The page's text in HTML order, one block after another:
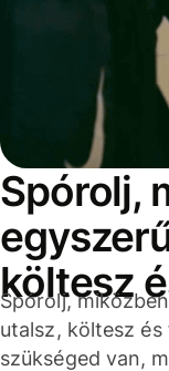
Spórolj,
költesz
Spórolj,
utalsz, költesz
szükséged van,